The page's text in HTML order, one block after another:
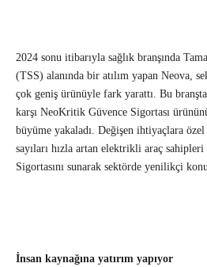
2024 sonu itibarıyla sağlık branşında
(TSS) alanında bir atılım yapan Neova,
çok geniş ürünüyle fark yarattı. Bu
karşı NeoKritik Güvence Sigortası
büyüme yakaladı. Değişen ihtiyaçlara
sayıları hızla artan elektrikli araç
Sigortasını sunarak sektörde yenilikçi
İnsan kaynağına yatırım yapıyor